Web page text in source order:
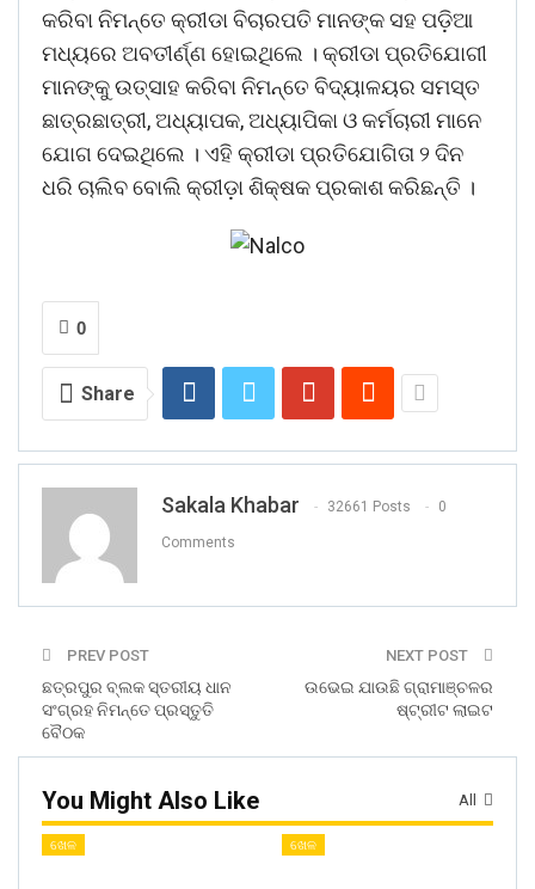
କରିବା ନିମନ୍ତେ କ୍ରୀଡା ବିଚାରପତି ମାନଙ୍କ ସହ ପଡ଼ିଆ
ମଧ୍ୟରେ ଅବତୀର୍ଣ୍ଣ ହୋଇଥିଲେ । କ୍ରୀଡା ପ୍ରତିଯୋଗୀ
ମାନଙ୍କୁ ଉତ୍ସାହ କରିବା ନିମନ୍ତେ ବିଦ୍ୟାଳୟର ସମସ୍ତ
ଛାତ୍ରଛାତ୍ରୀ, ଅଧ୍ୟାପକ, ଅଧ୍ୟାପିକା ଓ କର୍ମଚାରୀ ମାନେ
ଯୋଗ ଦେଇଥିଲେ । ଏହି କ୍ରୀଡା ପ୍ରତିଯୋଗିତା ୨ ଦିନ
ଧରି ଚାଲିବ ବୋଲି କ୍ରୀଡ଼ା ଶିକ୍ଷକ ପ୍ରକାଶ କରିଛନ୍ତି ।
0
Share
Sakala Khabar 32661 Posts 0
Comments
PREV POST
ଛତ୍ରପୁର ବ୍ଲକ ସ୍ତରୀୟ ଧାନ
ସଂଗ୍ରହ ନିମନ୍ତେ ପ୍ରସ୍ତୁତି
ବୈଠକ
NEXT POST
ଉଭେଇ ଯାଉଛି ଗ୍ରାମାଞ୍ଚଳର
ଷ୍ଟ୍ରୀଟ ଲାଇଟ
All
You Might Also Like
ଖେଳ ଖେଳ